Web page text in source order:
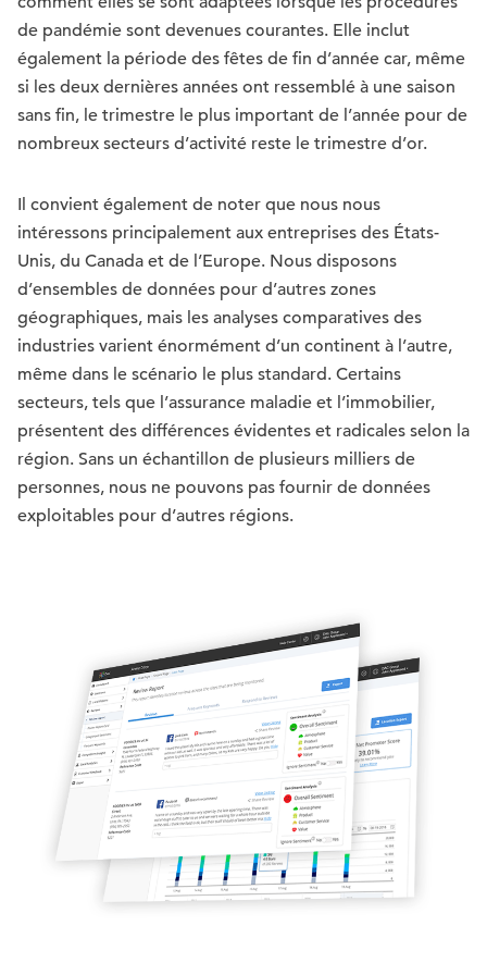
de pandémie sont devenues courantes. Elle inclut
également la période des fêtes de fin d’année car, même
si les deux dernières années ont ressemblé à une saison
sans fin, le trimestre le plus important de l’année pour de
nombreux secteurs d’activité reste le trimestre d’or.
Il convient également de noter que nous nous
intéressons principalement aux entreprises des États-
Unis, du Canada et de l’Europe. Nous disposons
d’ensembles de données pour d’autres zones
géographiques, mais les analyses comparatives des
industries varient énormément d’un continent à l’autre,
même dans le scénario le plus standard. Certains
secteurs, tels que l’assurance maladie et l’immobilier,
présentent des différences évidentes et radicales selon la
région. Sans un échantillon de plusieurs milliers de
personnes, nous ne pouvons pas fournir de données
exploitables pour d’autres régions.